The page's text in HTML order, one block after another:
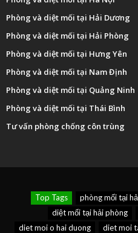
Phòng và diệt mối tại Hải Dương
Phòng và diệt mối tại Hải Phòng
Phòng và diệt mối tại Hưng Yên
Phòng và diệt mối tại Nam Định
Phòng và diệt mối tại Quảng Ninh
Phòng và diệt mối tại Thái Bình
Tư vấn phòng chống côn trùng
Top Tags phòng mối tại
diệt mối tại hải phòng
diet moi o hai duong
diet moi